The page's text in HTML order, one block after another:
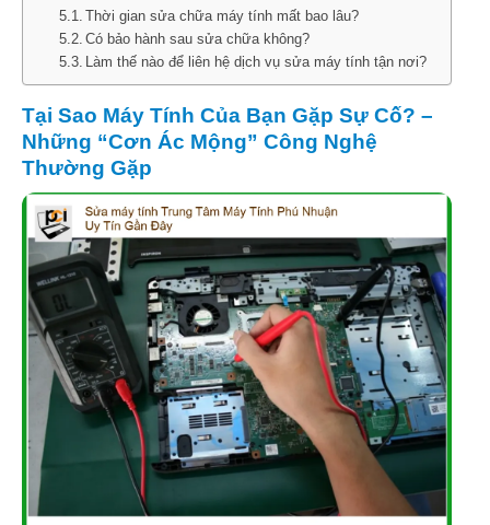
Thời gian sửa chữa máy tính mất bao lâu?
Có bảo hành sau sửa chữa không?
Làm thế nào để liên hệ dịch vụ sửa máy tính tận nơi?
Tại Sao Máy Tính Của Bạn Gặp Sự Cố? –
Những “Cơn Ác Mộng” Công Nghệ
Thường Gặp